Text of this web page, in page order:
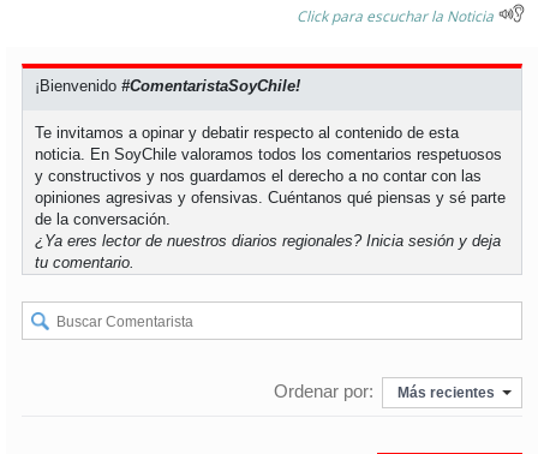
Click para escuchar la Noticia
¡Bienvenido#ComentaristaSoyChile!
Te invitamos a opinar y debatir respecto al contenido de esta
noticia. En SoyChile valoramos todos los comentarios respetuosos
y constructivos y nos guardamos el derecho a no contar con las
opiniones agresivas y ofensivas. Cuéntanos qué piensas y sé parte
de la conversación.
¿Ya eres lector de nuestros diarios regionales?Inicia sesión y deja
tu comentario.
Ordenar por: Más recientes